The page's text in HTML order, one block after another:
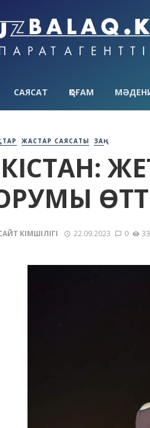
САЯСАТ ҚОҒАМ
ЖАСТАР САЯСАТЫ ЗАҢ
ӘКІМШІЛІГІ 22.09.2023 0